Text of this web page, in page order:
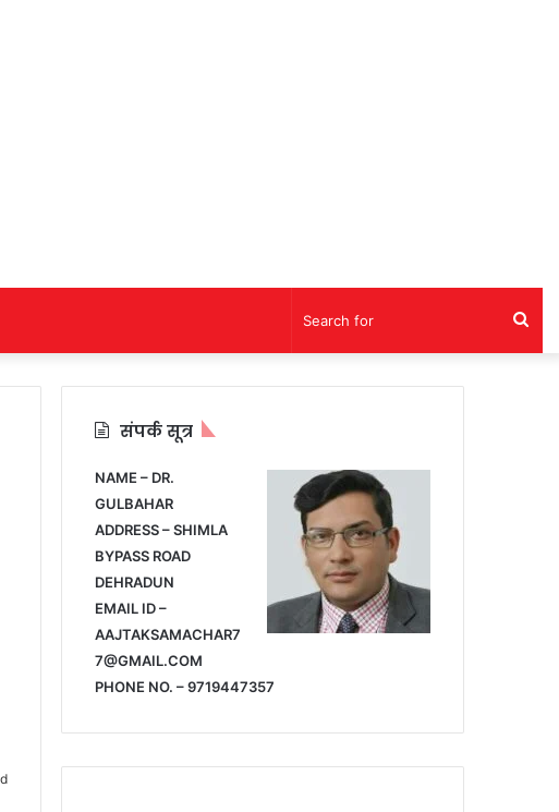
संपर्क सूत्र
NAME – DR.
GULBAHAR
ADDRESS – SHIMLA
BYPASS ROAD
DEHRADUN
EMAIL ID –
AAJTAKSAMACHAR7
7@GMAIL.COM
PHONE NO. – 9719447357